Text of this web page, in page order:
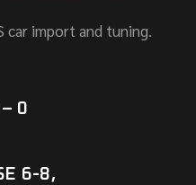
car import and tuning.
0
6-8,